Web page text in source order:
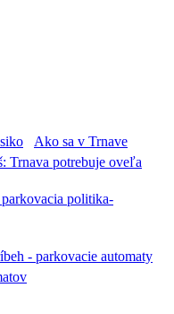
Ako sa v Trnave
Trnava potrebuje oveľa